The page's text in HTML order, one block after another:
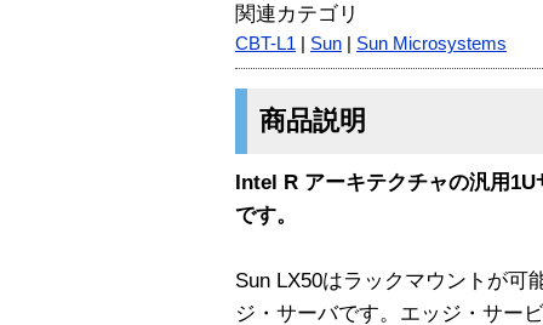
関連カテゴリ
CBT-L1 Sun Sun Microsystems
商品説明
Intel R アーキテクチャの汎用
です。
Sun LX50はラックマウントが可
ジ・サーバです。エッジ・サー